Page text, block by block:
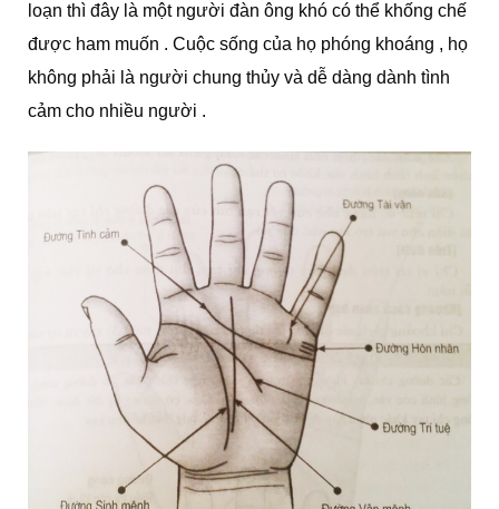
loạn thì đây là một người đàn ông khó có thể khống chế
được ham muốn . Cuộc sống của họ phóng khoáng , họ
không phải là người chung thủy và dễ dàng dành tình
cảm cho nhiều người .